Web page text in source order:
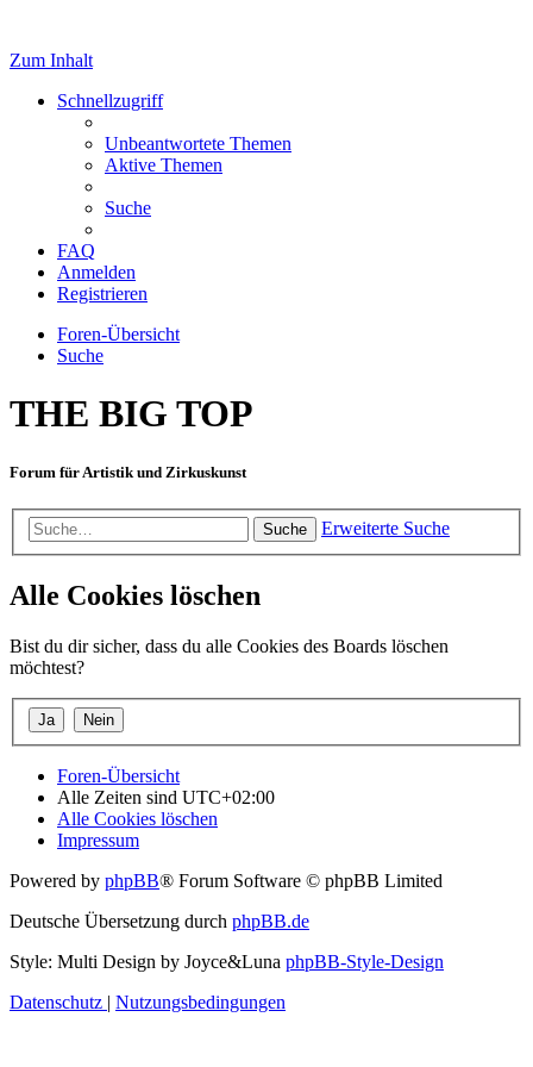
Zum Inhalt
Schnellzugriff
Unbeantwortete Themen
Aktive Themen
Suche
FAQ
Anmelden
Registrieren
Foren-Übersicht
Suche
THE BIG TOP
Forum für Artistik und Zirkuskunst
Suche Erweiterte Suche
Alle Cookies löschen
Bist du dir sicher, dass du alle Cookies des Boards löschen
möchtest?
Foren-Übersicht
Alle Zeiten sind UTC+02:00
Alle Cookies löschen
Impressum
Powered by phpBB® Forum Software © phpBB Limited
Deutsche Übersetzung durch phpBB.de
Style: Multi Design by Joyce&Luna phpBB-Style-Design
Datenschutz | Nutzungsbedingungen